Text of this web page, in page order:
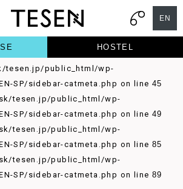
public_html/wp-
SP/sidebar-catmeta.php on line
37
tesen.jp/public_html/wp-
tesen.jp/public_html/wp-
SP/sidebar-catmeta.php on line 45
tesen.jp/public_html/wp-
SP/sidebar-catmeta.php on line 49
tesen.jp/public_html/wp-
SP/sidebar-catmeta.php on line 85
tesen.jp/public_html/wp-
SP/sidebar-catmeta.php on line 89
EN
HOSTEL